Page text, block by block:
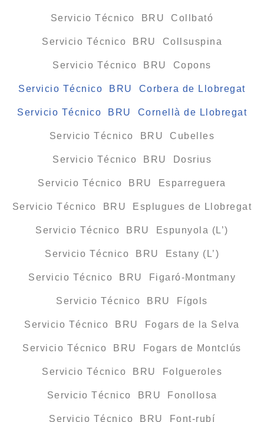
Servicio Técnico BRU Collbató
Servicio Técnico BRU Collsuspina
Servicio Técnico BRU Copons
Servicio Técnico BRU Corbera de Llobregat
Servicio Técnico BRU Cornellà de Llobregat
Servicio Técnico BRU Cubelles
Servicio Técnico BRU Dosrius
Servicio Técnico BRU Esparreguera
Servicio Técnico BRU Esplugues de Llobregat
Servicio Técnico BRU Espunyola (L’)
Servicio Técnico BRU Estany (L’)
Servicio Técnico BRU Figaró-Montmany
Servicio Técnico BRU Fígols
Servicio Técnico BRU Fogars de la Selva
Servicio Técnico BRU Fogars de Montclús
Servicio Técnico BRU Folgueroles
Servicio Técnico BRU Fonollosa
Servicio Técnico BRU Font-rubí